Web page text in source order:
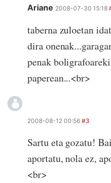
Ariane 2008-07-30 15:18
taberna zuloetan
dira
penak
paperean...<br>
2008-08-12 00:56 #3
Sartu eta gozatu!
aportatu, nola ez,
<br>